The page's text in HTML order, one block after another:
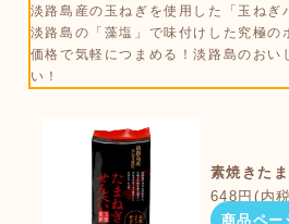
淡路島産の玉ねぎを使用した「玉ねぎ
淡路島の「藻塩」で味付けした究極の
価格で気軽につまめる！淡路島のおい
い！
素焼きた
648円(内
商品ペー